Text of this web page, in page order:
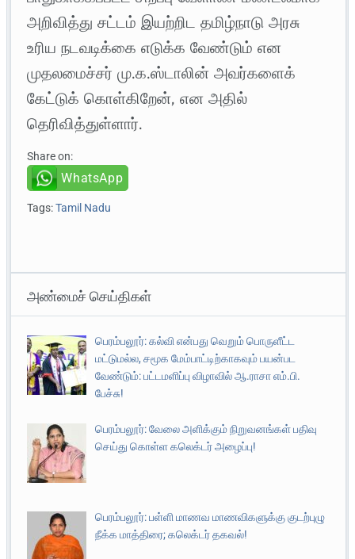
அறிவித்து சட்டம் இயற்றிட தமிழ்நாடு அரசு
உரிய நடவடிக்கை எடுக்க வேண்டும் என
முதலமைச்சர் மு.க.ஸ்டாலின் அவர்களைக்
கேட்டுக் கொள்கிறேன், என அதில்
தெரிவித்துள்ளார்.
Share on:
WhatsApp
Tags:Tamil Nadu
அண்மைச் செய்திகள்
பெரம்பலூர்: கல்வி என்பது வெறும் பொருளீட்ட
மட்டுமல்ல, சமூக மேம்பாட்டிற்காகவும் பயன்பட
வேண்டும்: பட்டமளிப்பு விழாவில் ஆ.ராசா எம்.பி.
பேச்சு!
பெரம்பலூர்: வேலை அளிக்கும் நிறுவனங்கள் பதிவு
செய்து கொள்ள கலெக்டர் அழைப்பு!
பெரம்பலூர்: பள்ளி மாணவ மாணவிகளுக்கு குடற்புழு
நீக்க மாத்திரை; கலெக்டர் தகவல்!